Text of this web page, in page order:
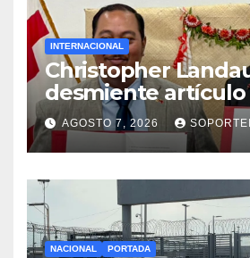
INTERNACIONAL
Christopher
desmiente artículo
Foreign Policy
Islas Salomón
AGOSTO 7, 2026
NACIONAL PORTADA